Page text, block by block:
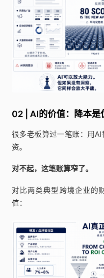
02 | AI的价值：降本是
很多老板算过一笔账：用
资。
对不起，这笔账算窄了。
对比两类典型跨境企业的
值：